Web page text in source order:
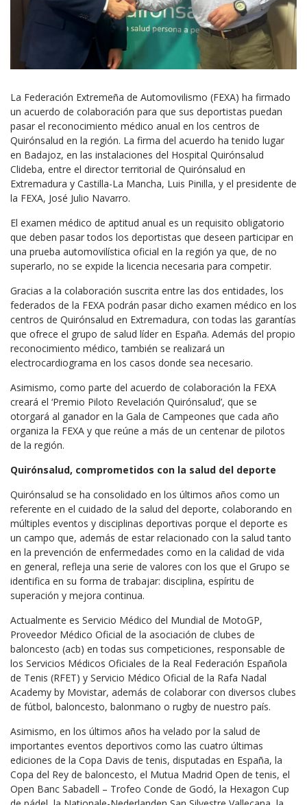
La Federación Extremeña de Automovilismo (FEXA) ha firmado
un acuerdo de colaboración para que sus deportistas puedan
pasar el reconocimiento médico anual en los centros de
Quirónsalud en la región. La firma del acuerdo ha tenido lugar
en Badajoz, en las instalaciones del Hospital Quirónsalud
Clideba, entre el director territorial de Quirónsalud en
Extremadura y Castilla-La Mancha, Luis Pinilla, y el presidente de
la FEXA, José Julio Navarro.
El examen médico de aptitud anual es un requisito obligatorio
que deben pasar todos los deportistas que deseen participar en
una prueba automovilística oficial en la región ya que, de no
superarlo, no se expide la licencia necesaria para competir.
Gracias a la colaboración suscrita entre las dos entidades, los
federados de la FEXA podrán pasar dicho examen médico en los
centros de Quirónsalud en Extremadura, con todas las garantías
que ofrece el grupo de salud líder en España. Además del propio
reconocimiento médico, también se realizará un
electrocardiograma en los casos donde sea necesario.
Asimismo, como parte del acuerdo de colaboración la FEXA
creará el ‘Premio Piloto Revelación Quirónsalud’, que se
otorgará al ganador en la Gala de Campeones que cada año
organiza la FEXA y que reúne a más de un centenar de pilotos
de la región.
Quirónsalud, comprometidos con la salud del deporte
Quirónsalud se ha consolidado en los últimos años como un
referente en el cuidado de la salud del deporte, colaborando en
múltiples eventos y disciplinas deportivas porque el deporte es
un campo que, además de estar relacionado con la salud tanto
en la prevención de enfermedades como en la calidad de vida
en general, refleja una serie de valores con los que el Grupo se
identifica en su forma de trabajar: disciplina, espíritu de
superación y mejora continua.
Actualmente es Servicio Médico del Mundial de MotoGP,
Proveedor Médico Oficial de la asociación de clubes de
baloncesto (acb) en todas sus competiciones, responsable de
los Servicios Médicos Oficiales de la Real Federación Española
de Tenis (RFET) y Servicio Médico Oficial de la Rafa Nadal
Academy by Movistar, además de colaborar con diversos clubes
de fútbol, baloncesto, balonmano o rugby de nuestro país.
Asimismo, en los últimos años ha velado por la salud de
importantes eventos deportivos como las cuatro últimas
ediciones de la Copa Davis de tenis, disputadas en España, la
Copa del Rey de baloncesto, el Mutua Madrid Open de tenis, el
Open Banc Sabadell – Trofeo Conde de Godó, la Hexagon Cup